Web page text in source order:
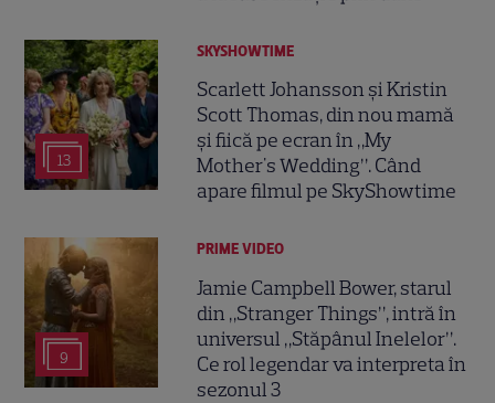
13
SKYSHOWTIME
Scarlett Johansson și Kristin
Scott Thomas, din nou mamă
și fiică pe ecran în „My
Mother's Wedding”. Când
apare filmul pe SkyShowtime
9
PRIME VIDEO
Jamie Campbell Bower, starul
din „Stranger Things”, intră în
universul „Stăpânul Inelelor”.
Ce rol legendar va interpreta în
sezonul 3